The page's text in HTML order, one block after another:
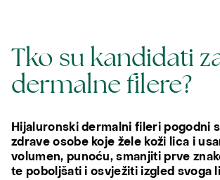
Tko su kandidati
dermalne filere?
Hijaluronski dermalni fileri pogodni
zdrave osobe koje žele koži lica i
volumen, punoću, smanjiti prve
te poboljšati i osvježiti izgled svoga